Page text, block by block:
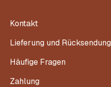
Kontakt
Lieferung und Rücksendung
Häufige Fragen
Zahlung